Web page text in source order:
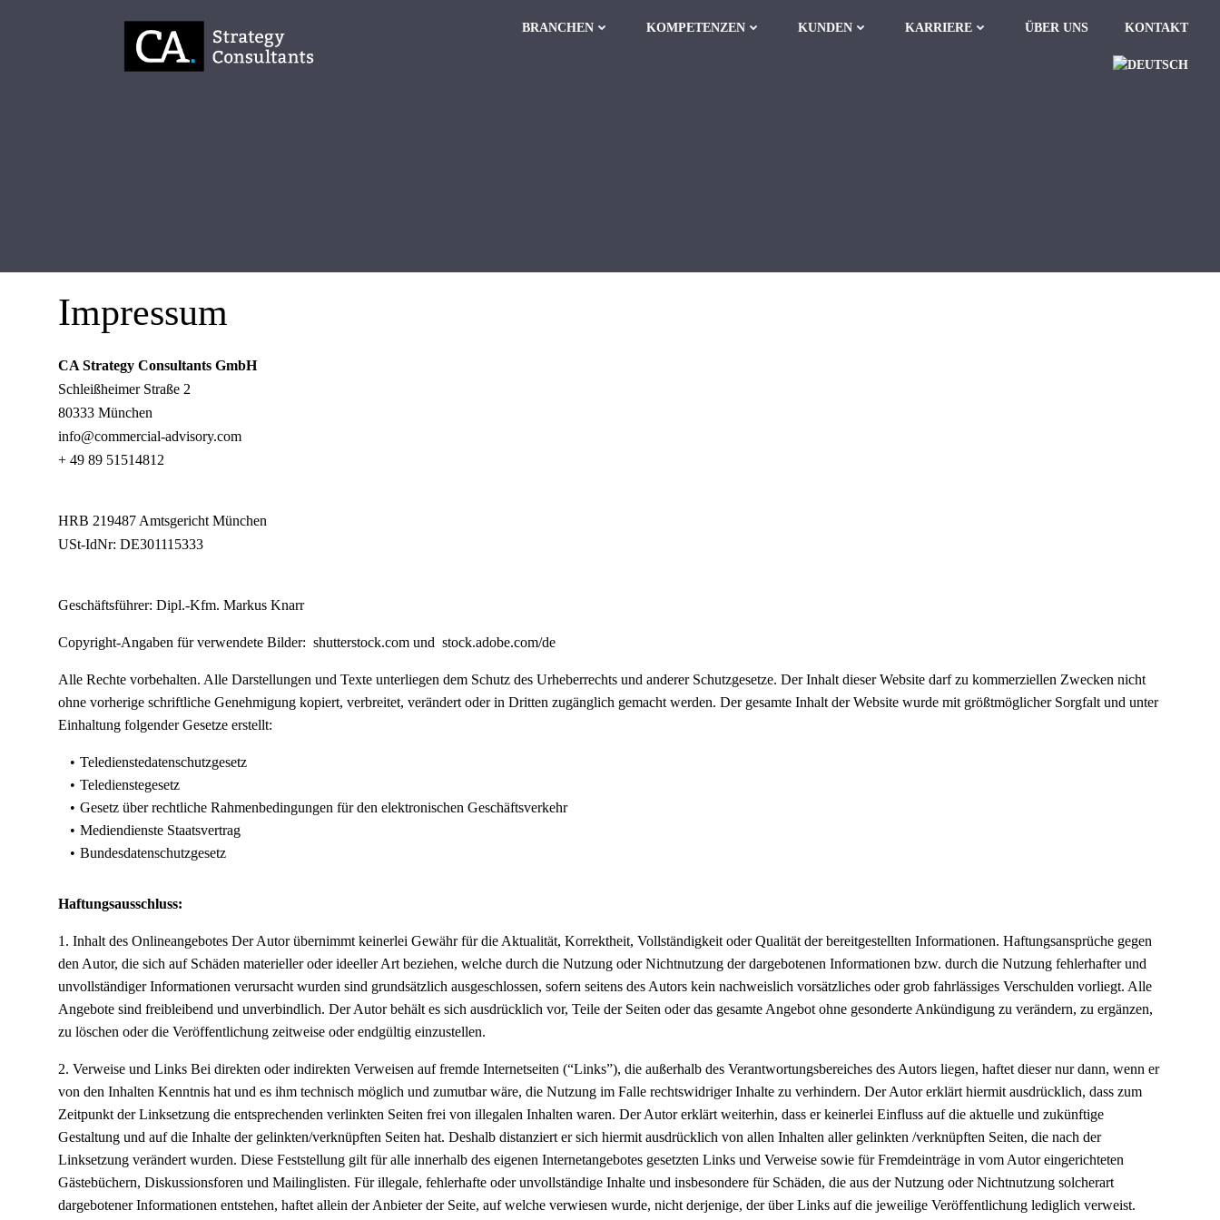
BRANCHEN KOMPETENZEN KUNDEN KARRIERE ÜBER UNS KONTAKT
Impressum
CA Strategy Consultants GmbH
Schleißheimer Straße 2
80333 München
info@commercial-advisory.com
+ 49 89 51514812
HRB 219487 Amtsgericht München
USt-IdNr: DE301115333
Geschäftsführer: Dipl.-Kfm. Markus Knarr
Copyright-Angaben für verwendete Bilder: shutterstock.com und stock.adobe.com/de
Alle Rechte vorbehalten. Alle Darstellungen und Texte unterliegen dem Schutz des Urheberrechts und anderer Schutzgesetze. Der Inhalt dieser Website darf zu kommerziellen Zwecken nicht
ohne vorherige schriftliche Genehmigung kopiert, verbreitet, verändert oder in Dritten zugänglich gemacht werden. Der gesamte Inhalt der Website wurde mit größtmöglicher Sorgfalt und unter
Einhaltung folgender Gesetze erstellt:
Teledienstedatenschutzgesetz
Teledienstegesetz
Gesetz über rechtliche Rahmenbedingungen für den elektronischen Geschäftsverkehr
Mediendienste Staatsvertrag
Bundesdatenschutzgesetz
Haftungsausschluss:
1. Inhalt des Onlineangebotes Der Autor übernimmt keinerlei Gewähr für die Aktualität, Korrektheit, Vollständigkeit oder Qualität der bereitgestellten Informationen. Haftungsansprüche gegen
den Autor, die sich auf Schäden materieller oder ideeller Art beziehen, welche durch die Nutzung oder Nichtnutzung der dargebotenen Informationen bzw. durch die Nutzung fehlerhafter und
unvollständiger Informationen verursacht wurden sind grundsätzlich ausgeschlossen, sofern seitens des Autors kein nachweislich vorsätzliches oder grob fahrlässiges Verschulden vorliegt. Alle
Angebote sind freibleibend und unverbindlich. Der Autor behält es sich ausdrücklich vor, Teile der Seiten oder das gesamte Angebot ohne gesonderte Ankündigung zu verändern, zu ergänzen,
zu löschen oder die Veröffentlichung zeitweise oder endgültig einzustellen.
2. Verweise und Links Bei direkten oder indirekten Verweisen auf fremde Internetseiten (“Links”), die außerhalb des Verantwortungsbereiches des Autors liegen, haftet dieser nur dann, wenn er
von den Inhalten Kenntnis hat und es ihm technisch möglich und zumutbar wäre, die Nutzung im Falle rechtswidriger Inhalte zu verhindern. Der Autor erklärt hiermit ausdrücklich, dass zum
Zeitpunkt der Linksetzung die entsprechenden verlinkten Seiten frei von illegalen Inhalten waren. Der Autor erklärt weiterhin, dass er keinerlei Einfluss auf die aktuelle und zukünftige
Gestaltung und auf die Inhalte der gelinkten/verknüpften Seiten hat. Deshalb distanziert er sich hiermit ausdrücklich von allen Inhalten aller gelinkten /verknüpften Seiten, die nach der
Linksetzung verändert wurden. Diese Feststellung gilt für alle innerhalb des eigenen Internetangebotes gesetzten Links und Verweise sowie für Fremdeinträge in vom Autor eingerichteten
Gästebüchern, Diskussionsforen und Mailinglisten. Für illegale, fehlerhafte oder unvollständige Inhalte und insbesondere für Schäden, die aus der Nutzung oder Nichtnutzung solcherart
dargebotener Informationen entstehen, haftet allein der Anbieter der Seite, auf welche verwiesen wurde, nicht derjenige, der über Links auf die jeweilige Veröffentlichung lediglich verweist.